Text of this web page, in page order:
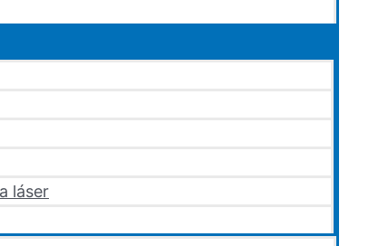
láser